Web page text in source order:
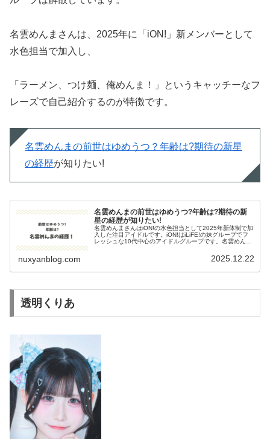
名雲めんまさんは、2025年に「iON!」新メンバーとして
水色担当で加入し、
「ラーメン、つけ麺、俺めんま！」というキャッチーなフ
レーズで自己紹介するのが特徴です。
名雲めんまの前世はゆめうつ？年齢は?期待の新星
の経歴が知りたい!
名雲めんまの前世はゆめうつ?年齢は?期待の新
星の経歴が知りたい!
名雲めんまさんはiON!の水色担当として2025年新体制で加
入した注目アイドルです。iON!はiLiFE!の妹グループでフ
レッシュな10代中心のアイドルグループです。名雲めんま
nuxyanblog.com 2025.12.22
透明くりあ